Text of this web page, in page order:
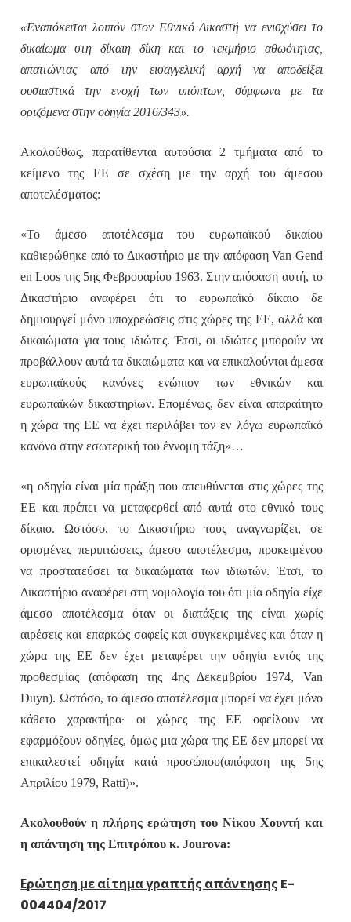
«Εναπόκειται λοιπόν στον Εθνικό Δικαστή να ενισχύσει το
δικαίωμα στη δίκαιη δίκη και το τεκμήριο αθωότητας,
απαιτώντας από την εισαγγελική αρχή να αποδείξει
ουσιαστικά την ενοχή των υπόπτων, σύμφωνα με τα
οριζόμενα στην οδηγία 2016/343».
Ακολούθως, παρατίθενται αυτούσια 2 τμήματα από το
κείμενο της ΕΕ σε σχέση με την αρχή του άμεσου
αποτελέσματος:
«Το άμεσο αποτέλεσμα του ευρωπαϊκού δικαίου
καθιερώθηκε από το Δικαστήριο με την απόφαση Van Gend
en Loos της 5ης Φεβρουαρίου 1963. Στην απόφαση αυτή, το
Δικαστήριο αναφέρει ότι το ευρωπαϊκό δίκαιο δε
δημιουργεί μόνο υποχρεώσεις στις χώρες της ΕΕ, αλλά και
δικαιώματα για τους ιδιώτες. Έτσι, οι ιδιώτες μπορούν να
προβάλλουν αυτά τα δικαιώματα και να επικαλούνται άμεσα
ευρωπαϊκούς κανόνες ενώπιον των εθνικών και
ευρωπαϊκών δικαστηρίων. Επομένως, δεν είναι απαραίτητο
η χώρα της ΕΕ να έχει περιλάβει τον εν λόγω ευρωπαϊκό
κανόνα στην εσωτερική του έννομη τάξη»…
«η οδηγία είναι μία πράξη που απευθύνεται στις χώρες της
ΕΕ και πρέπει να μεταφερθεί από αυτά στο εθνικό τους
δίκαιο. Ωστόσο, το Δικαστήριο τους αναγνωρίζει, σε
ορισμένες περιπτώσεις, άμεσο αποτέλεσμα, προκειμένου
να προστατεύσει τα δικαιώματα των ιδιωτών. Έτσι, το
Δικαστήριο αναφέρει στη νομολογία του ότι μία οδηγία είχε
άμεσο αποτέλεσμα όταν οι διατάξεις της είναι χωρίς
αιρέσεις και επαρκώς σαφείς και συγκεκριμένες και όταν η
χώρα της ΕΕ δεν έχει μεταφέρει την οδηγία εντός της
προθεσμίας (απόφαση της 4ης Δεκεμβρίου 1974, Van
Duyn). Ωστόσο, το άμεσο αποτέλεσμα μπορεί να έχει μόνο
κάθετο χαρακτήρα· οι χώρες της ΕΕ οφείλουν να
εφαρμόζουν οδηγίες, όμως μια χώρα της ΕΕ δεν μπορεί να
επικαλεστεί οδηγία κατά προσώπου(απόφαση της 5ης
Απριλίου 1979, Ratti)».
Ακολουθούν η πλήρης ερώτηση του Νίκου Χουντή και
η απάντηση της Επιτρόπου κ.Jourova:
Ερώτηση με αίτημα γραπτής απάντησης E-
004404/2017